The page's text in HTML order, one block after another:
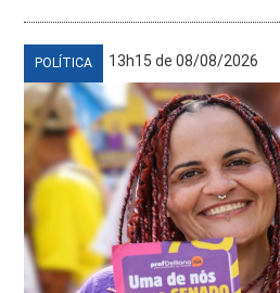
POLÍTICA 13h15 de 08/08/2026